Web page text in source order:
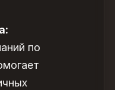
по